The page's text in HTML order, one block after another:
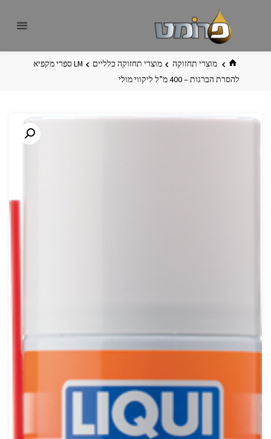
בית מוצרי תחזוקה מוצרי תחזוקה כלליים
LM ספרי מקפיא
להסרת הברגות – 400 מ”ל ליקווי מולי